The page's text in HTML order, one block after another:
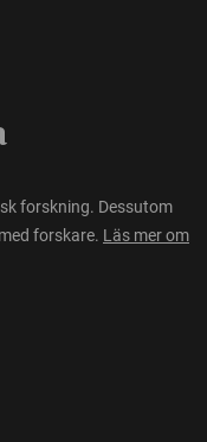
forskning. Dessutom
forskare. Läs mer om